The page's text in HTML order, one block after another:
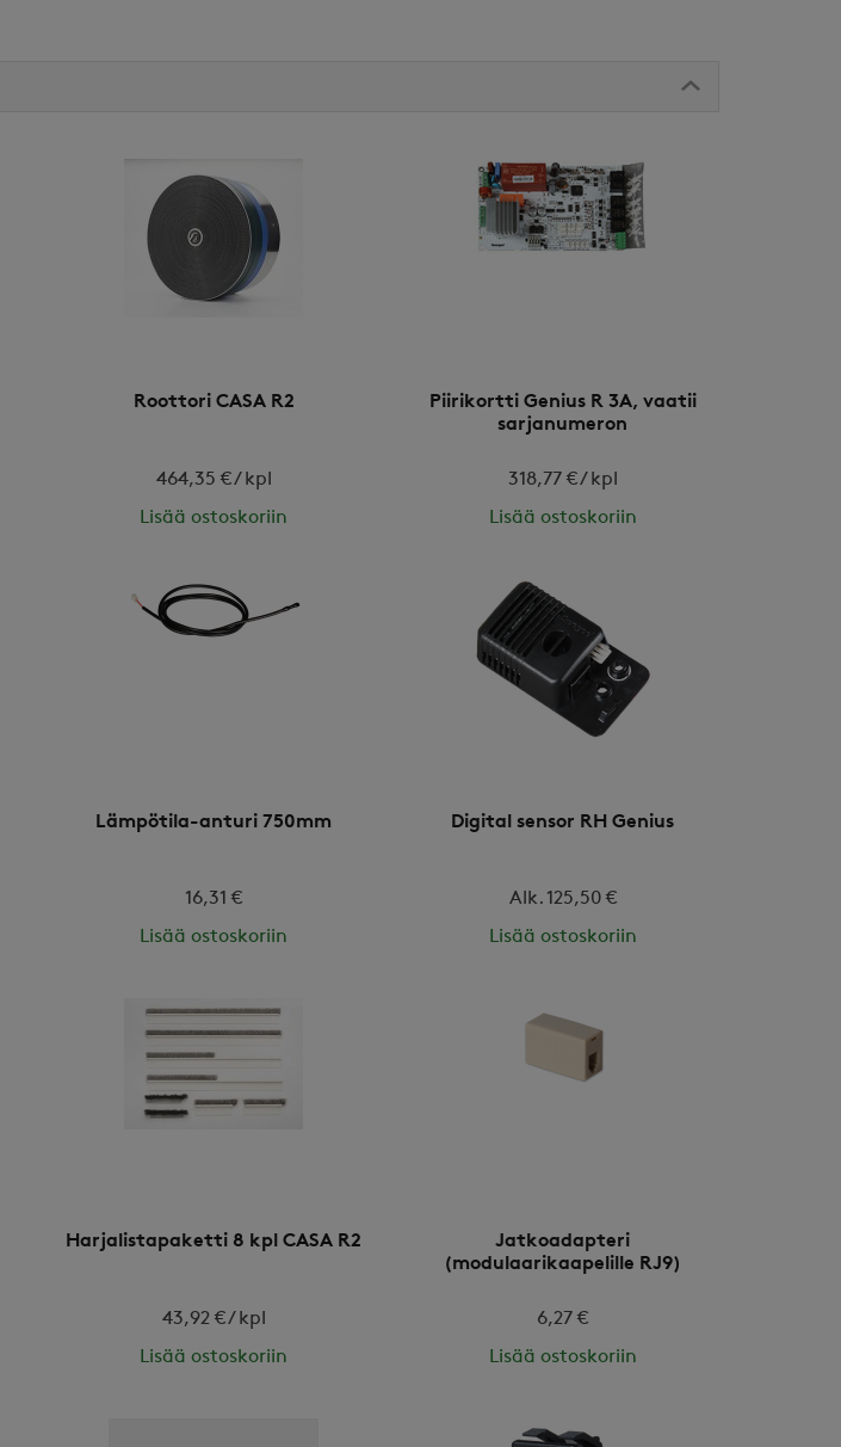
Roottori CASA R2
464,35 € / kpl
Lisää ostoskoriin
Piirikortti Genius R 3A, vaatii
sarjanumeron
318,77 € / kpl
Lisää ostoskoriin
Lämpötila-anturi 750mm
16,31 €
Lisää ostoskoriin
Digital sensor RH Genius
Alk. 125,50 €
Lisää ostoskoriin
Harjalistapaketti 8 kpl CASA R2
43,92 € / kpl
Lisää ostoskoriin
Jatkoadapteri
(modulaarikaapelille RJ9)
6,27 €
Lisää ostoskoriin